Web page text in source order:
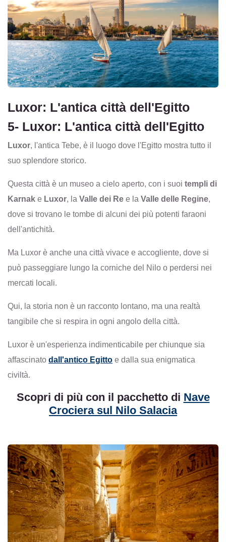
Luxor: L'antica città dell'Egitto
5- Luxor: L'antica città dell'Egitto
Luxor, l'antica Tebe, è il luogo dove l'Egitto mostra tutto il
suo splendore storico.
Questa città è un museo a cielo aperto, con i suoi templi di
Karnak e Luxor, la Valle dei Re e la Valle delle Regine,
dove si trovano le tombe di alcuni dei più potenti faraoni
dell'antichità.
Ma Luxor è anche una città vivace e accogliente, dove si
può passeggiare lungo la corniche del Nilo o perdersi nei
mercati locali.
Qui, la storia non è un racconto lontano, ma una realtà
tangibile che si respira in ogni angolo della città.
Luxor è un'esperienza indimenticabile per chiunque sia
affascinato dall'antico Egitto e dalla sua enigmatica
civiltà.
Scopri di più con il pacchetto di Nave
Crociera sul Nilo Salacia